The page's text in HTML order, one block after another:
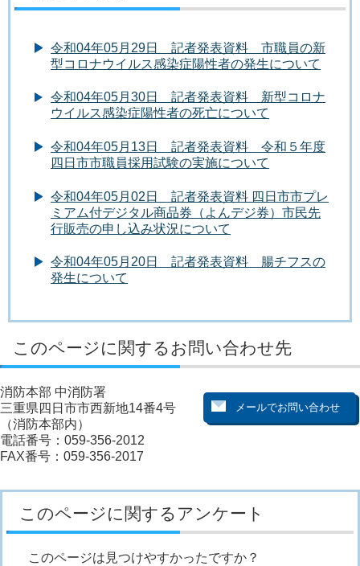
令和04年05月29日 記者発表資料 市職員の新
型コロナウイルス感染症陽性者の発生について
令和04年05月30日 記者発表資料 新型コロナ
ウイルス感染症陽性者の死亡について
令和04年05月13日 記者発表資料 令和５年度
四日市市職員採用試験の実施について
令和04年05月02日 記者発表資料 四日市市プレ
ミアム付デジタル商品券（よんデジ券）市民先
行販売の申し込み状況について
令和04年05月20日 記者発表資料 腸チフスの
発生について
このページに関するお問い合わせ先
消防本部 中消防署
三重県四日市市西新地14番4号
（消防本部内）
電話番号：059-356-2012
FAX番号：059-356-2017
このページに関するアンケート
このページは見つけやすかったですか？